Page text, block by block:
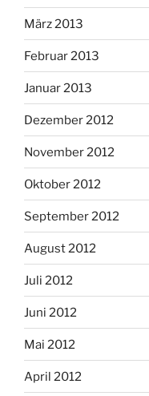
März 2013
Februar 2013
Januar 2013
Dezember 2012
November 2012
Oktober 2012
September 2012
August 2012
Juli 2012
Juni 2012
Mai 2012
April 2012